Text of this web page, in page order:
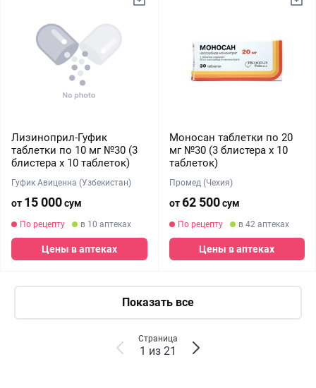
Лизиноприл-Гуфик
таблетки по 10 мг №30 (3
блистера х 10 таблеток)
Гуфик Авиценна (Узбекистан)
от 15 000сум
По рецепту в 10 аптеках
Цены в аптеках
Моносан таблетки по 20
мг №30 (3 блистера х 10
таблеток)
Промед (Чехия)
от62 500сум
По рецепту в 42 аптеках
Цены в аптеках
Показать все
Страница
1 из 21